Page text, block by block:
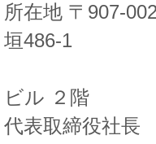
所在地 〒 907-
垣486-1
ビル ２階
代表取締役社